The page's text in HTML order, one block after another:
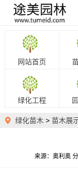
网站首页
绿化工程
绿化苗木 > 苗木展
来源：奥利奥